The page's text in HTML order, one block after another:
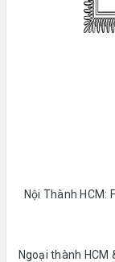
Nội Thành HCM:
Ngoại thành HCM